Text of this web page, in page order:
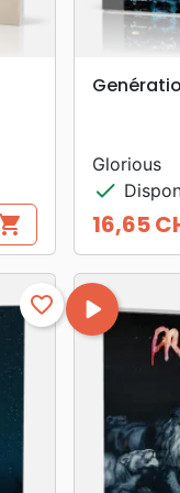
search
Glorious
check
Prix
16,65
favorite_border play_arrow